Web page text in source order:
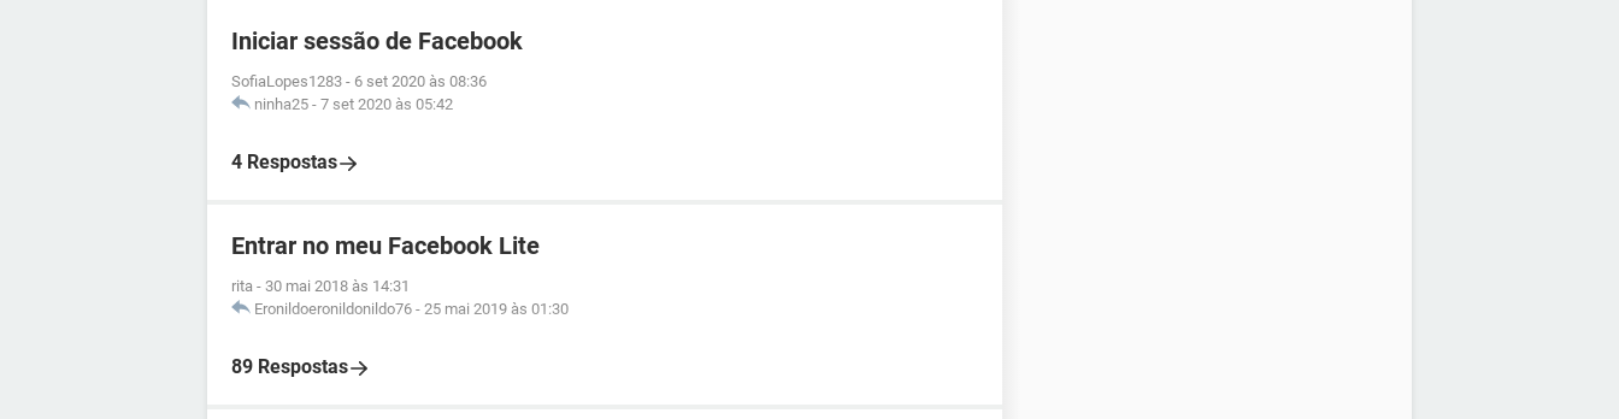
Iniciar sessão de Facebook
SofiaLopes1283 - 6 set 2020 às 08:36
ninha25 - 7 set 2020 às 05:42
4 Respostas
Entrar no meu Facebook Lite
rita - 30 mai 2018 às 14:31
Eronildoeronildonildo76 - 25 mai 2019 às 01:30
89 Respostas